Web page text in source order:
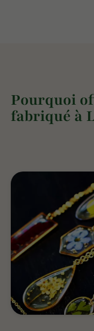
Pourquoi
fabriqué à